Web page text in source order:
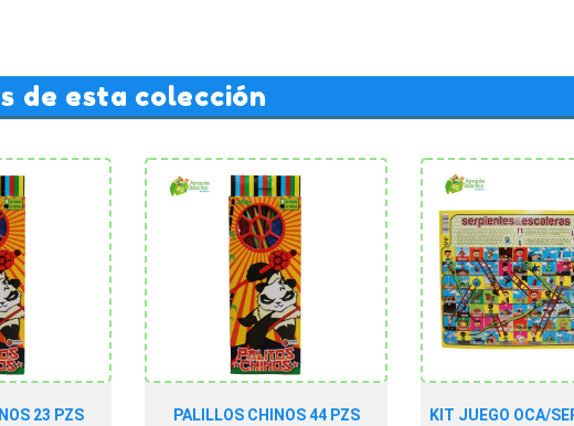
de esta colección
23 PZS PALILLOS CHINOS 44 PZS
KIT JUEGO OCA/